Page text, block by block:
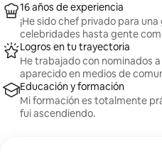
16 años de experiencia
¡He sido chef privado para
celebridades hasta gente
Logros en tu trayectoria
He trabajado con nominados
aparecido en medios de
Educación y formación
Mi formación es totalmente
fui ascendiendo.